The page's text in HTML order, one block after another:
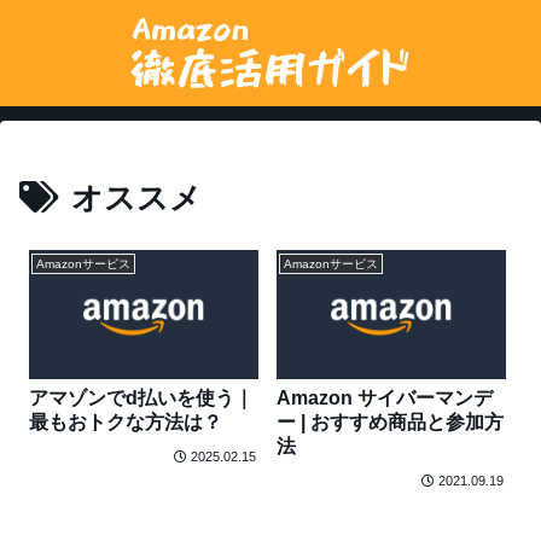
オススメ
Amazonサービス
アマゾンでd払いを使う｜
最もおトクな方法は？
2025.02.15
Amazonサービス
Amazon サイバーマンデ
ー | おすすめ商品と参加方
法
2021.09.19